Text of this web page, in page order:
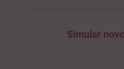
Simular